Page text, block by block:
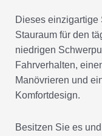
Dieses einzigartige
Stauraum für den
niedrigen
Fahrverhalten,
Manövrieren und
Komfortdesign.
Besitzen Sie es